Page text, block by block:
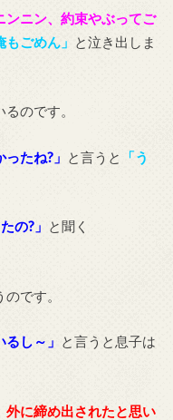
ンニン、約束やぶってご
もごめん」
と泣き出しま
のです。
たね?」 と言うと
「う
の?」 と聞く
のです。
し～」 と言うと息子は
に締め出されたと思い